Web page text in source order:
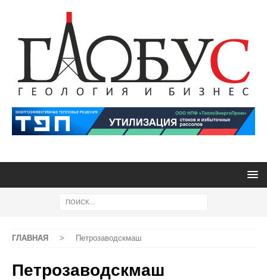
ГЛАВНАЯ > Петрозаводскмаш
Петрозаводскмаш